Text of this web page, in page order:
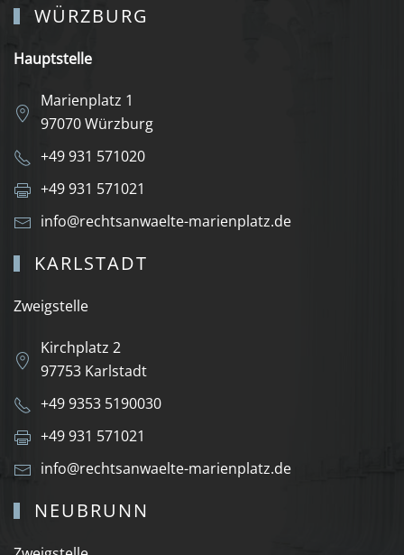
WÜRZBURG
Hauptstelle
Marienplatz 1
97070 Würzburg
+49 931 571020
+49 931 571021
info@rechtsanwaelte-marienplatz.de
KARLSTADT
Zweigstelle
Kirchplatz 2
97753 Karlstadt
+49 9353 5190030
+49 931 571021
info@rechtsanwaelte-marienplatz.de
NEUBRUNN